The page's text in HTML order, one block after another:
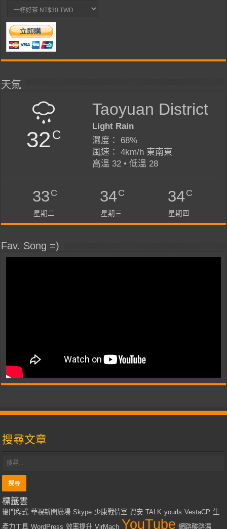
天氣
32C
Taoyuan District
Light Rain
濕度： 68%
風速： 4km/h 東南東
高溫 32 • 低溫 28
33C
星期二
34C
星期三
34C
星期四
Fav. Song =)
搜尋文章
標籤雲
後門程式 華視新聞廣場 Skype 少康戰情室 資安 TALK yourls VestaCP 生
產力工具 WordPress 效率提升 VirMach YouTube 網路酸路湯